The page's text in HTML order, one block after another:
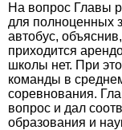
На вопрос Главы
для полноценных
автобус,
приходится
школы нет. При
команды в
соревнования.
вопрос и дал
образования и